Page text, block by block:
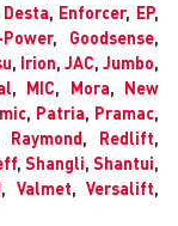
Desta, Enforcer, EP,
Power, Goodsense,
, Irion, JAC, Jumbo,
, MIC, Mora, New
, Patria, Pramac,
Raymond, Redlift,
, Shangli,Shantui,
, Valmet, Versalift,